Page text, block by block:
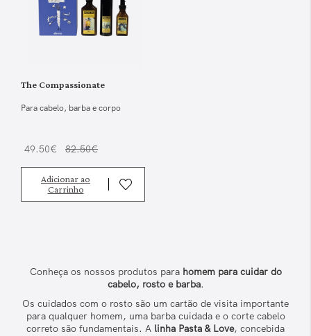
The Compassionate
Para cabelo, barba e corpo
49.50€ 82.50€
Adicionar ao
Carrinho
Conheça os nossos produtos para homem para cuidar do
cabelo, rosto e barba.
Os cuidados com o rosto são um cartão de visita importante
para qualquer homem, uma barba cuidada e o corte cabelo
correto são fundamentais. A linha Pasta & Love, concebida